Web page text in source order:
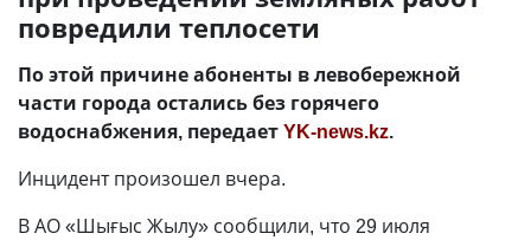
повредили теплосети
По этой причине абоненты в левобережной
части города остались без горячего
водоснабжения, передаетYK-news.kz.
Инцидент произошел вчера.
В АО «Шығыс Жылу» сообщили, что 29 июля